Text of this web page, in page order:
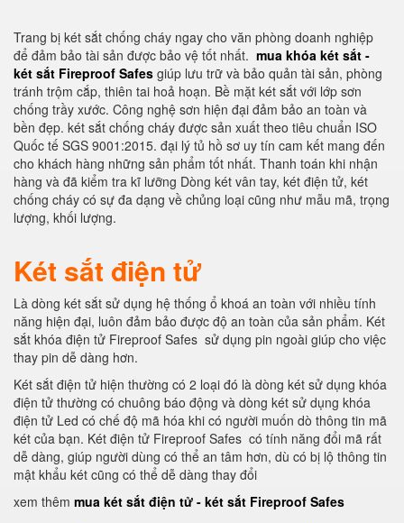
Trang bị két sắt chống cháy ngay cho văn phòng doanh nghiệp
để đảm bảo tài sản được bảo vệ tốt nhất. mua khóa két sắt -
két sắt Fireproof Safes giúp lưu trữ và bảo quản tài sản, phòng
tránh trộm cắp, thiên tai hoả hoạn. Bề mặt két sắt với lớp sơn
chống trầy xước. Công nghệ sơn hiện đại đảm bảo an toàn và
bền đẹp. két sắt chống cháy được sản xuất theo tiêu chuẩn ISO
Quốc tế SGS 9001:2015. đại lý tủ hồ sơ uy tín cam kết mang đến
cho khách hàng những sản phẩm tốt nhất. Thanh toán khi nhận
hàng và đã kiểm tra kĩ lưỡng Dòng két vân tay, két điện tử, két
chống cháy có sự đa dạng về chủng loại cũng như mẫu mã, trọng
lượng, khối lượng.
Két sắt điện tử
Là dòng két sắt sử dụng hệ thống ổ khoá an toàn với nhiều tính
năng hiện đại, luôn đảm bảo được độ an toàn của sản phẩm. Két
sắt khóa điện tử Fireproof Safes sử dụng pin ngoài giúp cho việc
thay pin dễ dàng hơn.
Két sắt điện tử hiện thường có 2 loại đó là dòng két sử dụng khóa
điện tử thường có chuông báo động và dòng két sử dụng khóa
điện tử Led có chế độ mã hóa khi có người muốn dò thông tin mã
két của bạn. Két điện tử Fireproof Safes có tính năng đổi mã rất
dễ dàng, giúp người dùng có thể an tâm hơn, dù có bị lộ thông tin
mật khẩu két cũng có thể dễ dàng thay đổi
xem thêm mua két sắt điện tử - két sắt Fireproof Safes